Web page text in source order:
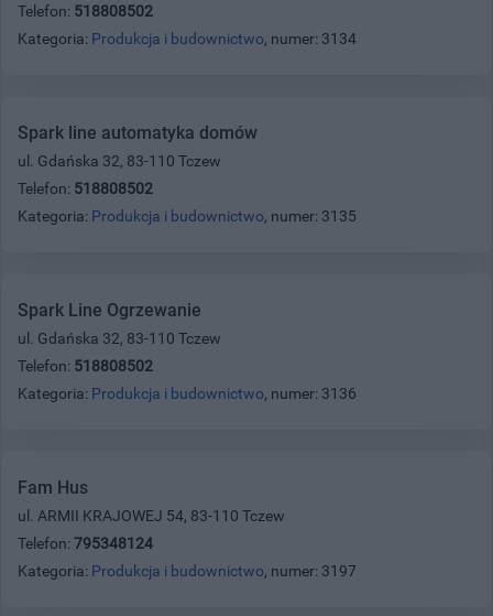
Telefon: 518808502
Kategoria: Produkcja i budownictwo, numer: 3134
Spark line automatyka domów
ul. Gdańska 32, 83-110 Tczew
Telefon: 518808502
Kategoria: Produkcja i budownictwo, numer: 3135
Spark Line Ogrzewanie
ul. Gdańska 32, 83-110 Tczew
Telefon: 518808502
Kategoria: Produkcja i budownictwo, numer: 3136
Fam Hus
ul. ARMII KRAJOWEJ 54, 83-110 Tczew
Telefon: 795348124
Kategoria: Produkcja i budownictwo, numer: 3197